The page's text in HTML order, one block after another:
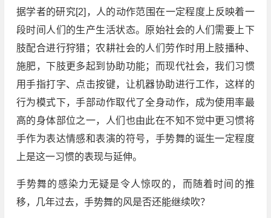
据学者的研究[2]，人的动作范围在一定程度上反映着一
段时间人们的生产生活状态。原始社会的人们需要上下
肢配合进行狩猎；农耕社会的人们劳作时用上肢播种、
施肥，下肢更多起到协助功能；而现代社会，我们习惯
用手指打字、点击按键，让机器协助进行工作，这样的
行为模式下，手部动作取代了全身动作，成为使用率最
高的身体部位之一，人们也由此在不知不觉中更习惯将
手作为表达情感和表演的符号，手势舞的诞生一定程度
上是这一习惯的表现与延伸。
手势舞的感染力无疑是令人惊叹的，而随着时间的推
移，几年过去，手势舞的风是否还能继续吹？